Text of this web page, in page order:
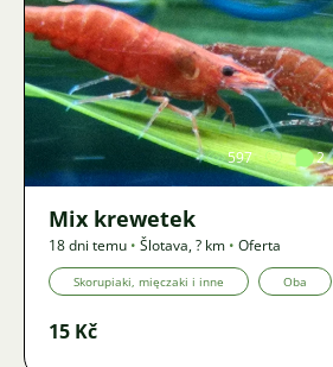
Zdjęcie
597 2
Mix krewetek
18 dni temu • Šlotava,? km • Oferta
Skorupiaki, mięczaki i inne Oba
15 Kč